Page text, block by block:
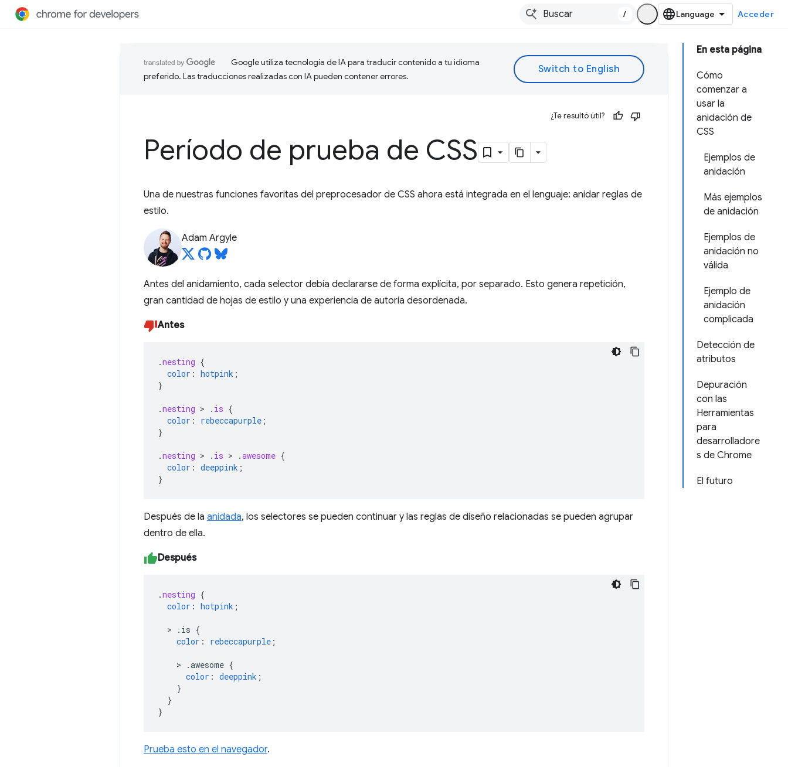
/ Acceder
En esta página
Cómo
comenzar a
usar la
anidación de
CSS
Ejemplos de
anidación
Más ejemplos
de anidación
Ejemplos de
anidación no
válida
Ejemplo de
anidación
complicada
Detección de
atributos
Depuración
con las
Herramientas
para
desarrolladore
s de Chrome
El futuro
Google utiliza tecnología de IA para traducir contenido a tu idioma
preferido. Las traducciones realizadas con IA pueden contener errores.
¿Te resultó útil?
Período de prueba de CSS
Una de nuestras funciones favoritas del preprocesador de CSS ahora está integrada en el lenguaje: anidar reglas de
estilo.
Adam Argyle
Antes del anidamiento, cada selector debía declararse de forma explícita, por separado. Esto genera repetición,
gran cantidad de hojas de estilo y una experiencia de autoría desordenada.
Antes
.nesting {
color : hotpink ;
}
.nesting > . is {
color : rebeccapurple ;
}
.nesting > . is > .awesome {
color : deeppink ;
}
Después de la anidada, los selectores se pueden continuar y las reglas de diseño relacionadas se pueden agrupar
dentro de ella.
Después
.nesting {
color : hotpink ;
> .is {
color : rebeccapurple ;
> .awesome {
color : deeppink ;
}
}
}
Prueba esto en el navegador.